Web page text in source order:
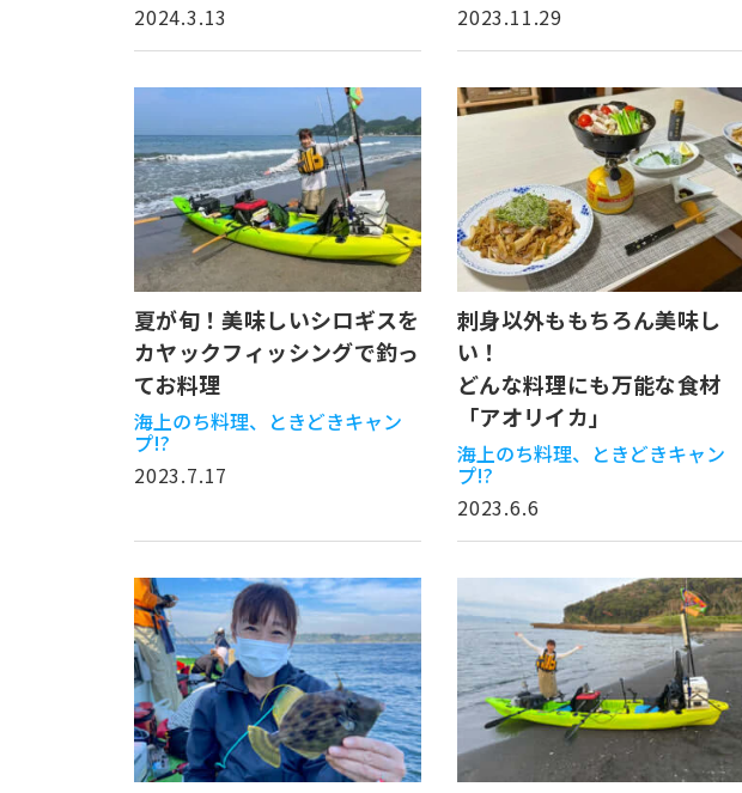
2024.3.13
2023.11.29
夏が旬！美味しいシロギスを
カヤックフィッシングで釣っ
てお料理
海上のち料理、ときどきキャン
プ!?
2023.7.17
刺身以外ももちろん美味し
い！
どんな料理にも万能な食材
「アオリイカ」
海上のち料理、ときどきキャン
プ!?
2023.6.6